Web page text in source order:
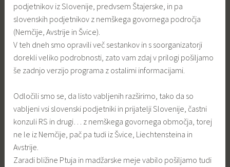
podjetnikov iz Slovenije, predvsem Štajerske, in pa
slovenskih podjetnikov z nemškega govornega področja
(Nemčije, Avstrije in Švice).
V teh dneh smo opravili več sestankov in s soorganizatorji
dorekli veliko podrobnosti, zato vam zdaj v prilogi pošiljamo
še zadnjo verzijo programa z ostalimi informacijami.
Odločili smo se, da listo vabljenih razširimo, tako da so
vabljeni vsi slovenski podjetniki in prijatelji Slovenije, častni
konzuli RS in drugi… z nemškega govornega območja, torej
ne le iz Nemčije, pač pa tudi iz Švice, Liechtensteina in
Avstrije.
Zaradi bližine Ptuja in madžarske meje vabilo pošiljamo tudi